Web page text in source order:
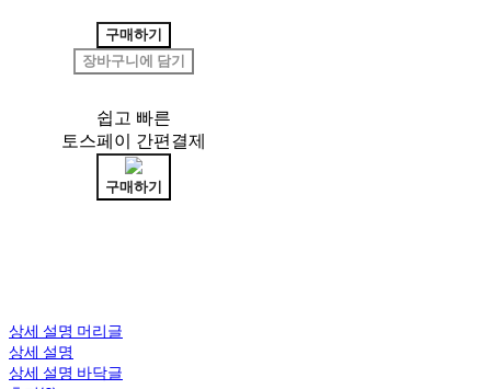
구매하기
장바구니에 담기
쉽고 빠른
토스페이 간편결제
구매하기
상세 설명 머리글
상세 설명
상세 설명 바닥글